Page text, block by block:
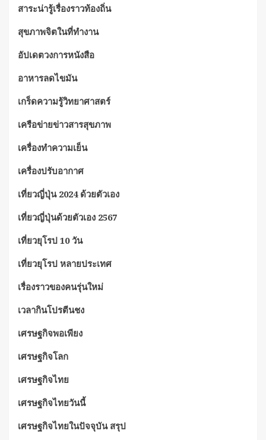
สาระน่ารู้เรื่องราวท้องถิ่น
สุขภาพจิตในที่ทำงาน
อัปเดตวงการหนังสือ
อาหารลดไขมัน
เกร็ดความรู้วิทยาศาสตร์
เครือข่ายข่าวสารสุขภาพ
เครื่องทำความเย็น
เครื่องปรับอากาศ
เที่ยวญี่ปุ่น 2024 ด้วยตัวเอง
เที่ยวญี่ปุ่นด้วยตัวเอง 2567
เที่ยวยุโรป 10 วัน
เที่ยวยุโรป หลายประเทศ
เรื่องราวของคนรุ่นใหม่
เวลากินโปรตีนชง
เศรษฐกิจพอเพียง
เศรษฐกิจโลก
เศรษฐกิจไทย
เศรษฐกิจไทยวันนี้
เศรษฐกิจไทยในปัจจุบัน สรุป